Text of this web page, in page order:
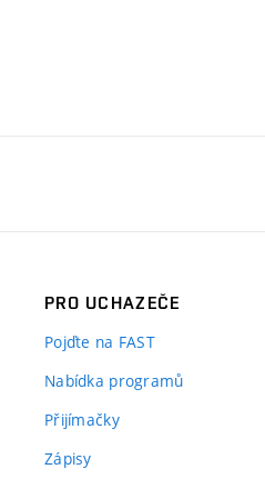
PRO UCHAZEČE
Pojďte na FAST
Nabídka programů
Přijímačky
Zápisy